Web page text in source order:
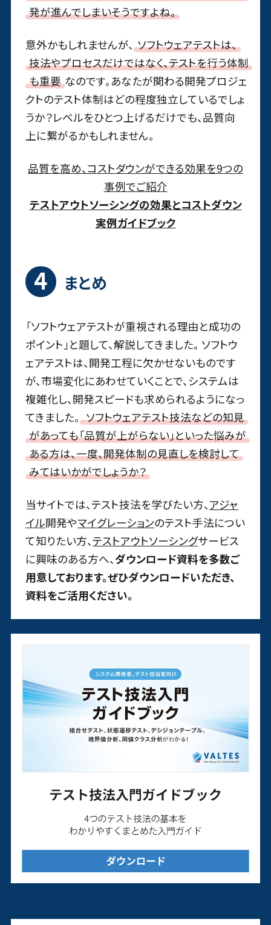
発が進んでしまいそうですよね。
意外かもしれませんが、 ソフトウェアテストは、
技法やプロセスだけではなく、テストを行う体制
も重要 なのです。あなたが関わる開発プロジェ
クトのテスト体制はどの程度独立しているでしょ
うか？レベルをひとつ上げるだけでも、品質向
上に繋がるかもしれません。
品質を高め、コストダウンができる効果を9つの
事例でご紹介
テストアウトソーシングの効果とコストダウン
実例ガイドブック
まとめ
「ソフトウェアテストが重視される理由と成功の
ポイント」と題して、解説してきました。 ソフトウ
ェアテストは、開発工程に欠かせないものです
が、市場変化にあわせていくことで、システムは
複雑化し、開発スピードも求められるようになっ
てきました。 ソフトウェアテスト技法などの知見
があっても「品質が上がらない」といった悩みが
ある方は、一度、開発体制の見直しを検討して
みてはいかがでしょうか？
当サイトでは、テスト技法を学びたい方、 アジャ
イル開発やマイグレーションのテスト手法につい
て知りたい方、テストアウトソーシングサービス
に興味のある方へ、 ダウンロード資料を多数ご
用意しております。ぜひダウンロードいただき、
資料をご活用ください。